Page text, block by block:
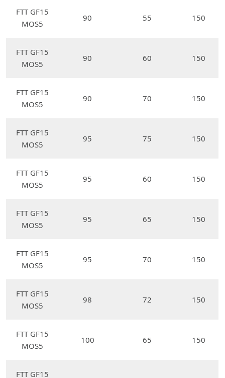
FTT GF15
MOS5
90 55 150
FTT GF15
MOS5
90 60 150
FTT GF15
MOS5
90 70 150
FTT GF15
MOS5
95 75 150
FTT GF15
MOS5
95 60 150
FTT GF15
MOS5
95 65 150
FTT GF15
MOS5
95 70 150
FTT GF15
MOS5
98 72 150
FTT GF15
MOS5
100 65 150
FTT GF15